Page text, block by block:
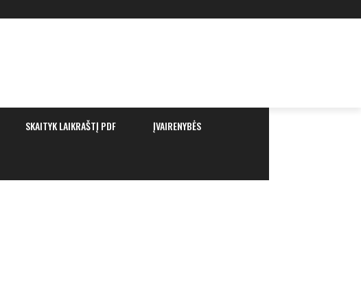
SKAITYK LAIKRAŠTĮ PDF ĮVAIRENYBĖS